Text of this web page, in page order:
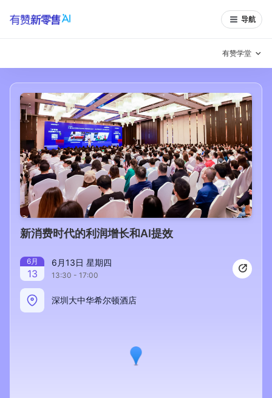
导航
有赞学堂
有赞说增长
私域日历 增长方法
有赞说案例拆解 有赞专家说
有赞成功案例 新零售最佳实践
面对面聊增长
有赞春季发布会 实干家直播间
新零售大会
AllValue
新消费时代的利润增长和AI提效
6月
13
6月13日 星期四
13:30 - 17:00
深圳大中华希尔顿酒店